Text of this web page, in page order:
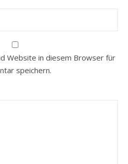
Website in diesem Browser für
speichern.